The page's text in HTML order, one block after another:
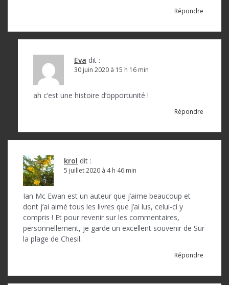
Répondre
Eva dit :
30 juin 2020 à 15 h 16 min
ah c’est une histoire d’opportunité !
Répondre
krol dit :
5 juillet 2020 à 4 h 46 min
Ian Mc Ewan est un auteur que j’aime beaucoup et
dont j’ai aimé tous les livres que j’ai lus, celui-ci y
compris ! Et pour revenir sur les commentaires,
personnellement, je garde un excellent souvenir de Sur
la plage de Chesil.
Répondre